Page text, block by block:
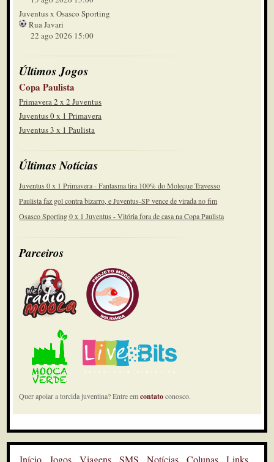
Juventus x Osasco Sporting
Rua Javari
22 ago 2026 15:00
Últimos Jogos
Copa Paulista
Primavera 2 x 2 Juventus
Juventus 0 x 1 Primavera
Juventus 3 x 1 Paulista
Últimas Notícias
Juventus 0 x 1 Primavera - Fantasma tira 100% do Moleque Travesso
Paulista faz gol contra bizarro, e Juventus-SP vence de virada no fim
Osasco Sporting 0 x 1 Juventus - Vitória fora de casa na Copa Paulista
Parceiros
Quer apoiar a torcida juventina? Entre emcontatoconosco.
Início Jogos Viagens SMS Notícias Colunas Links